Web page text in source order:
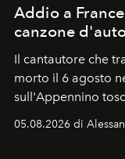
Addio a
canzone
Il cantautore che
morto il 6 agosto
sull'Appennino
05.08.2026 di